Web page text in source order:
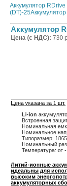
Аккумулятор
(DT)-25
Аккумулятор
Цена (с НДС): 730
Цена указана за 1 шт.
Li-ion
Встроенная
Номинальная
Номинальное
Типоразмер:
Номинальный
Температура: от
Литий-ионные
идеальны для
высоким
аккумуляторных